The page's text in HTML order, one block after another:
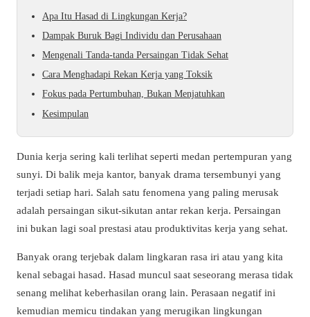
Apa Itu Hasad di Lingkungan Kerja?
Dampak Buruk Bagi Individu dan Perusahaan
Mengenali Tanda-tanda Persaingan Tidak Sehat
Cara Menghadapi Rekan Kerja yang Toksik
Fokus pada Pertumbuhan, Bukan Menjatuhkan
Kesimpulan
Dunia kerja sering kali terlihat seperti medan pertempuran yang
sunyi. Di balik meja kantor, banyak drama tersembunyi yang
terjadi setiap hari. Salah satu fenomena yang paling merusak
adalah persaingan sikut-sikutan antar rekan kerja. Persaingan
ini bukan lagi soal prestasi atau produktivitas kerja yang sehat.
Banyak orang terjebak dalam lingkaran rasa iri atau yang kita
kenal sebagai hasad. Hasad muncul saat seseorang merasa tidak
senang melihat keberhasilan orang lain. Perasaan negatif ini
kemudian memicu tindakan yang merugikan lingkungan